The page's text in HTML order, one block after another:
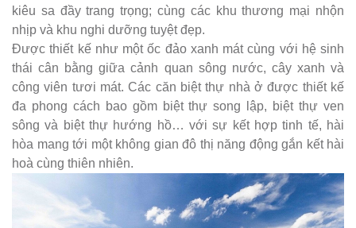
kiêu sa đầy trang trọng; cùng các khu thương mại nhộn
nhịp và khu nghi dưỡng tuyệt đẹp.
Được thiết kế như một ốc đảo xanh mát cùng với hệ sinh
thái cân bằng giữa cảnh quan sông nước, cây xanh và
công viên tươi mát. Các căn biệt thự nhà ở được thiết kế
đa phong cách bao gồm biệt thự song lập, biệt thự ven
sông và biệt thự hướng hồ… với sự kết hợp tinh tế, hài
hòa mang tới một không gian đô thị năng động gắn kết hài
hoà cùng thiên nhiên.